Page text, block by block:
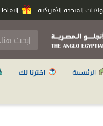
النقاط
الرئيسية اخترنا لك